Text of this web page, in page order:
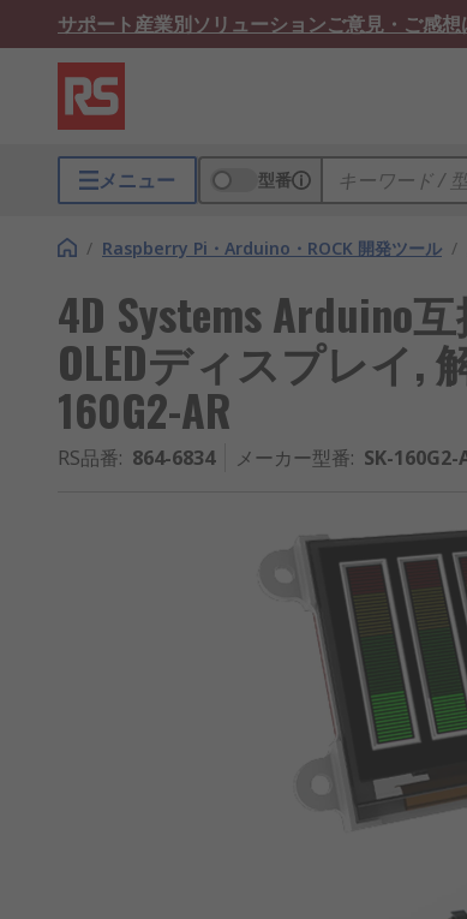
サポート産業別ソリューションご意見・ご感想
メニュー 型番
/ Raspberry Pi・Arduino・ROCK 開発ツール /
4D Systems Arduino
OLEDディスプレイ,
160G2-AR
RS品番: 864-6834 メーカー型番: SK-160G2-